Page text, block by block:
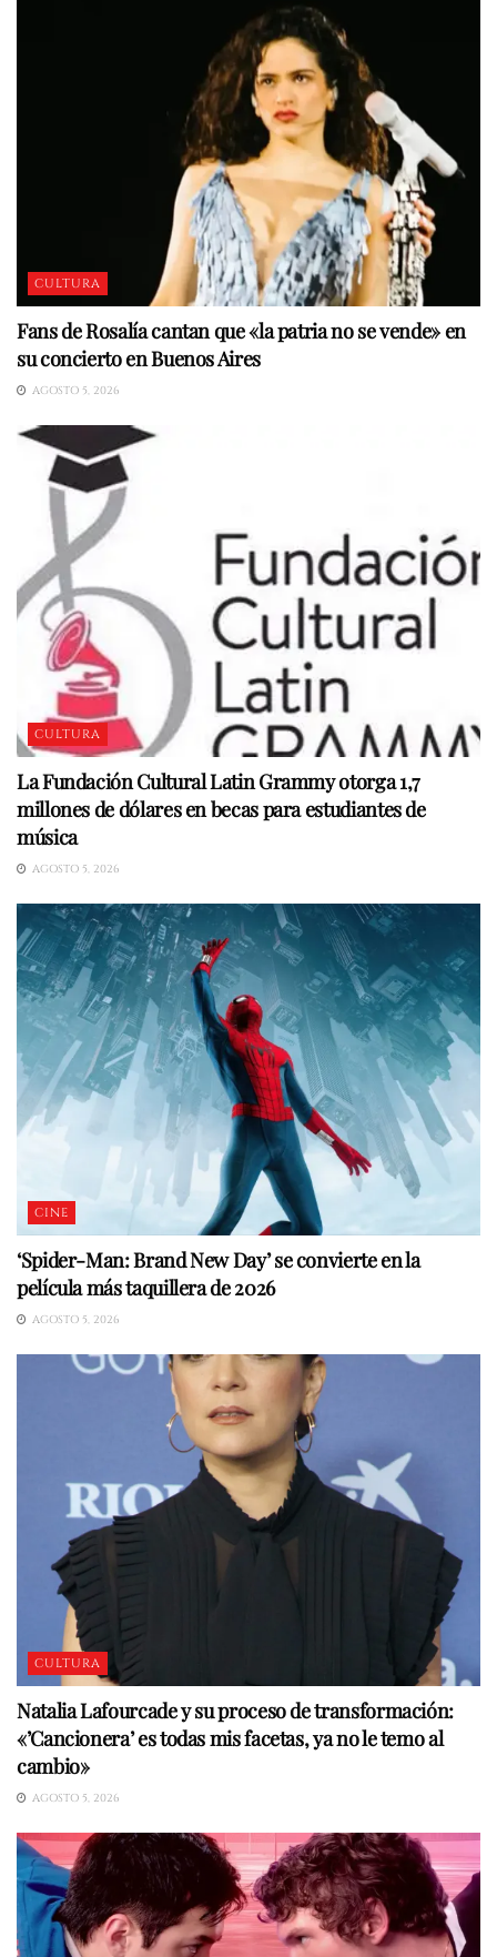
CULTURA
Fans de Rosalía cantan que «la patria no se vende» en
su concierto en Buenos Aires
AGOSTO 5, 2026
CULTURA
La Fundación Cultural Latin Grammy otorga 1,7
millones de dólares en becas para estudiantes de
música
AGOSTO 5, 2026
CINE
‘Spider-Man: Brand New Day’ se convierte en la
película más taquillera de 2026
AGOSTO 5, 2026
CULTURA
Natalia Lafourcade y su proceso de transformación:
«’Cancionera’ es todas mis facetas, ya no le temo al
cambio»
AGOSTO 5, 2026